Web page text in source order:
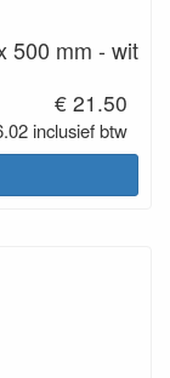
500 mm - wit
€ 21.50
inclusief btw